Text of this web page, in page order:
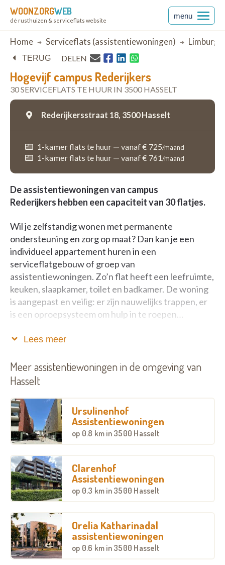
WOONZORGWEB
dé rusthuizen & serviceflats website
menu
Breadcrumb
Home Serviceflats (assistentiewoningen) Limburg
Hogevijf campus Rederijkers
30 SERVICEFLATS TE HUUR IN 3500 HASSELT
TERUG DELEN
Rederijkersstraat 18, 3500 Hasselt
1-kamer flats te huur — vanaf € 725/maand
1-kamer flats te huur — vanaf € 761/maand
De assistentiewoningen van campus
Rederijkers hebben een capaciteit van 30 flatjes.
Wil je zelfstandig wonen met permanente
ondersteuning en zorg op maat? Dan kan je een
individueel appartement huren in een
serviceflatgebouw of groep van
assistentiewoningen. Zo’n flat heeft een leefruimte,
keuken, slaapkamer, toilet en badkamer. De woning
is aangepast en veilig: er zijn nauwelijks trappen, er
is een oproepsysteem om hulp in te roepen…
Je kan er, als je dat wil, een beroep doen op
warme maaltijden of thuisverpleging. Er zijn ook
gemeenschappelijke ruimtes waar je de andere
bewoners kan ontmoeten.
Voor wie
Je bent de laatste drie jaar gedomicilieerd in Hasselt,
aantoonbare bloed- of aanverwantschap (tot en met
de derde graad) met de Stad Hasselt.
Je bent minstens 65 jaar
Je bent voldoende zelfredzaam, zowel op mentaal
als fysiek vlak.
Waar
Campus Banneux met 22 assistentiewoningen
Lees meer
Meer assistentiewoningen in de omgeving van
Hasselt
Ursulinenhof
Assistentiewoningen
op 0.8 km in 3500 Hasselt
Clarenhof
Assistentiewoningen
op 0.3 km in 3500 Hasselt
Orelia Katharinadal
assistentiewoningen
op 0.6 km in 3500 Hasselt